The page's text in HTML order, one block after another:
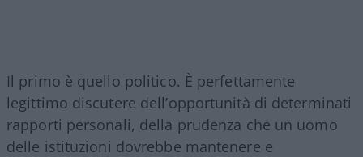
Il primo è quello politico. È perfettamente
legittimo discutere dell’opportunità di determinati
rapporti personali, della prudenza che un uomo
delle istituzioni dovrebbe mantenere e